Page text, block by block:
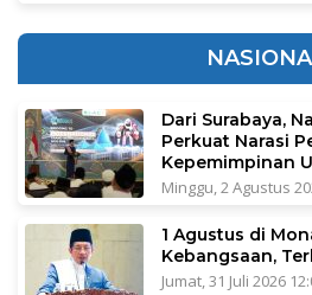
Dari Surabaya,
Perkuat Narasi
Kepemimpinan
Minggu, 2 Agustus
1 Agustus di
Kebangsaan,
Jumat, 31 Juli 2026